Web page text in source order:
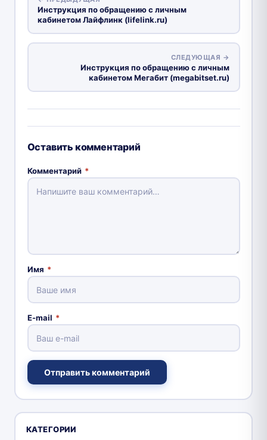
Инструкция по обращению с личным
кабинетом Лайфлинк (lifelink.ru)
СЛЕДУЮЩАЯ →
Инструкция по обращению с личным
кабинетом Мегабит (megabitset.ru)
Оставить комментарий
Комментарий *
Имя *
E-mail *
Отправить комментарий
КАТЕГОРИИ